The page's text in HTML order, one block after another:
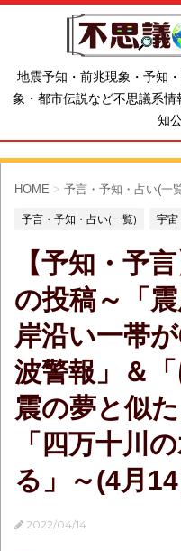
地震予知・前兆現象・予知
象・都市伝説など不思議系
知
HOME > 予言・予知・占い(一
予言・予知・占い(一覧) 宇宙
【予知・予
の投稿～「
岸沿い一帯
波警報」＆
震の夢と似
「四万十川
る」～(4月
2022/04/14